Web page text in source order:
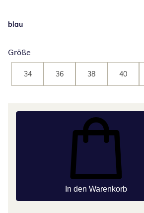
blau
Größe
34 36 38 40
In den Warenkorb